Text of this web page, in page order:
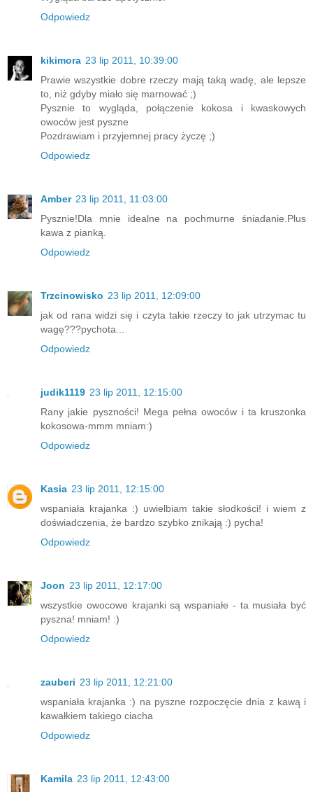
Odpowiedz
kikimora 23 lip 2011, 10:39:00
Prawie wszystkie dobre rzeczy mają taką wadę, ale lepsze
to, niż gdyby miało się marnować ;)
Pysznie to wygląda, połączenie kokosa i kwaskowych
owoców jest pyszne
Pozdrawiam i przyjemnej pracy życzę ;)
Odpowiedz
Amber 23 lip 2011, 11:03:00
Pysznie!Dla mnie idealne na pochmurne śniadanie.Plus
kawa z pianką.
Odpowiedz
Trzcinowisko 23 lip 2011, 12:09:00
jak od rana widzi się i czyta takie rzeczy to jak utrzymac tu
wagę???pychota...
Odpowiedz
judik1119 23 lip 2011, 12:15:00
Rany jakie pyszności! Mega pełna owoców i ta kruszonka
kokosowa-mmm mniam:)
Odpowiedz
Kasia 23 lip 2011, 12:15:00
wspaniała krajanka :) uwielbiam takie słodkości! i wiem z
doświadczenia, że bardzo szybko znikają :) pycha!
Odpowiedz
Joon 23 lip 2011, 12:17:00
wszystkie owocowe krajanki są wspaniałe - ta musiała być
pyszna! mniam! :)
Odpowiedz
zauberi 23 lip 2011, 12:21:00
wspaniała krajanka :) na pyszne rozpoczęcie dnia z kawą i
kawałkiem takiego ciacha
Odpowiedz
Kamila 23 lip 2011, 12:43:00